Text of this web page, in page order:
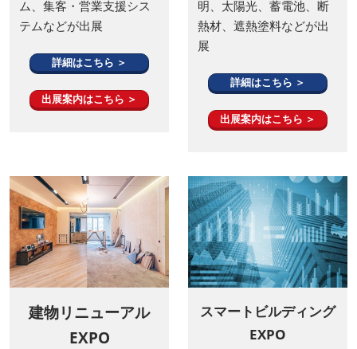
ョン、施工管理システ
ム、集客・営業支援シス
テムなどが出展
詳細はこちら ＞
備、省エネ空調、LED照
明、太陽光、蓄電池、断
熱材、遮熱塗料などが出
詳細はこちら ＞
建物リニューアル
スマートビルディング